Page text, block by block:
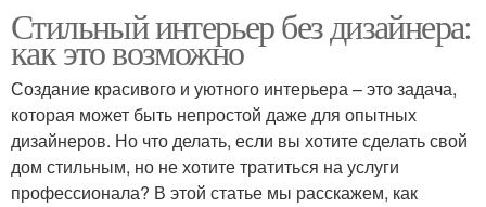
Стильный интерьер без дизайнера:
как это возможно
Создание красивого и уютного интерьера – это задача,
которая может быть непростой даже для опытных
дизайнеров. Но что делать, если вы хотите сделать свой
дом стильным, но не хотите тратиться на услуги
профессионала? В этой статье мы расскажем, как